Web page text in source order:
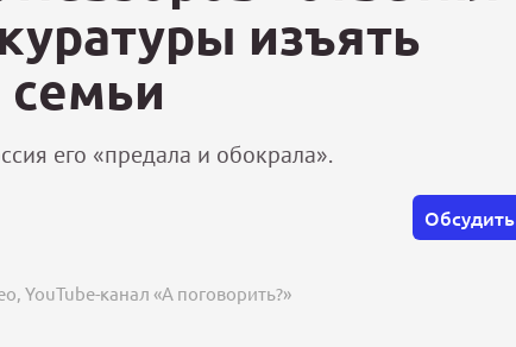
изъять
его «предала и обокрала».
Обсудить
YouTube-канал «А поговорить?»